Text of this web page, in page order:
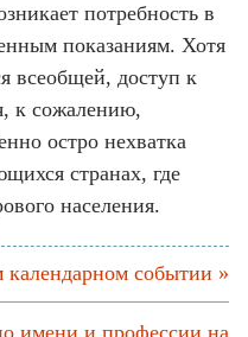
потребность в
показаниям. Хотя
всеобщей, доступ к
к сожалению,
остро нехватка
странах, где
населения.
событии »
имени и профессии на